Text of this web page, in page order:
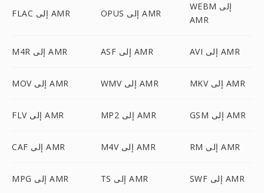
FLAC إلى AMR OPUS إلى AMR
WEBM إلى
AMR
M4R إلى AMR ASF إلى AMR AVI إلى AMR
MOV إلى AMR WMV إلى AMR MKV إلى AMR
FLV إلى AMR MP2 إلى AMR GSM إلى AMR
CAF إلى AMR M4V إلى AMR RM إلى AMR
MPG إلى AMR TS إلى AMR SWF إلى AMR